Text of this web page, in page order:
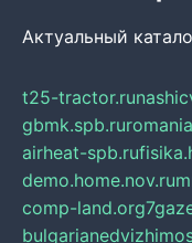
Актуальный
t25-tractor.ru
gbmk.spb.ru
airheat-spb.ru
demo.home.nov.ru
comp-land.org